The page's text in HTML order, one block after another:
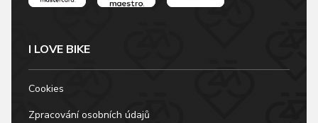
I LOVE BIKE
Cookies
Zpracování osobních údajů